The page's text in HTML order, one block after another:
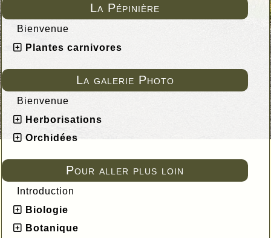
La Pépinière
Bienvenue
Plantes carnivores
La galerie Photo
Bienvenue
Herborisations
Orchidées
Pour aller plus loin
Introduction
Biologie
Botanique